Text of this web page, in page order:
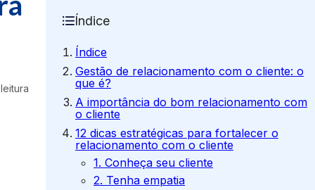
Índice
Índice
Gestão de relacionamento com o cliente: o
que é?
A importância do bom relacionamento com
o cliente
12 dicas estratégicas para fortalecer o
relacionamento com o cliente
1. Conheça seu cliente
2. Tenha empatia